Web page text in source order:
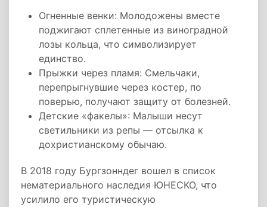
Огненные венки: Молодожены вместе
поджигают сплетенные из виноградной
лозы кольца, что символизирует
единство.
Прыжки через пламя: Смельчаки,
перепрыгнувшие через костер, по
поверью, получают защиту от болезней.
Детские «факелы»: Малыши несут
светильники из репы — отсылка к
дохристианскому обычаю.
В 2018 году Бургзонндег вошел в список
нематериального наследия ЮНЕСКО, что
усилило его туристическую